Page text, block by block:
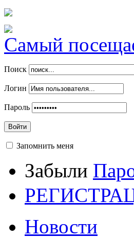
Самый
Поиск
Логин
Пароль
Войти
Запомнить меня
Забыли
Новости